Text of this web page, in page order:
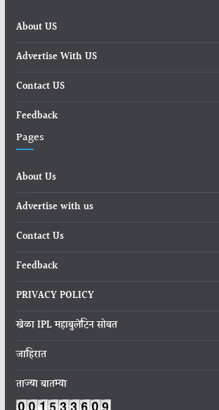
About US
Advertise With US
Contact US
Feedback
Pages
About Us
Advertise with us
Contact Us
Feedback
PRIVACY POLICY
खेळा IPL महाबुलेटिन सोबत
जाहिरात
ताज्या बातम्या